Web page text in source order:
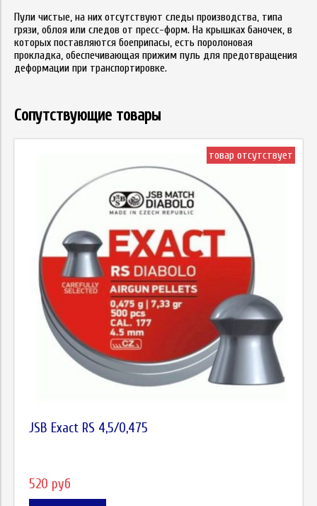
Пули чистые, на них отсутствуют следы производства, типа
грязи, облоя или следов от пресс-форм. На крышках баночек, в
которых поставляются боеприпасы, есть поролоновая
прокладка, обеспечивающая прижим пуль для предотвращения
деформации при транспортировке.
Сопутствующие товары
товар отсутствует
JSB Exact RS 4,5/0,475
520 руб